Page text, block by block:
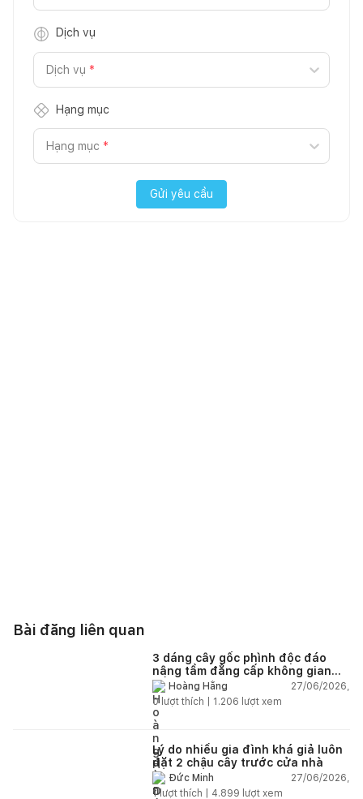
Dịch vụ
Dịch vụ *
Hạng mục
Hạng mục *
Gửi yêu cầu
Bài đăng liên quan
3 dáng cây gốc phình độc đáo
nâng tầm đẳng cấp không gian
sốngHoàng Hằng
27/06/2026,
0lượt thích | 1.206 lượt xem
Lý do nhiều gia đình khá giả luôn
đặt 2 chậu cây trước cửa nhà
Đức Minh
27/06/2026,
1lượt thích | 4.899 lượt xem